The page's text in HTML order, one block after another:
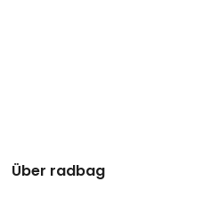
Über radbag